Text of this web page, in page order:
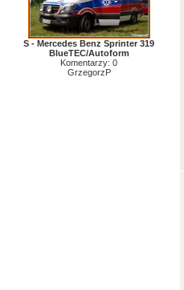
S - Mercedes Benz Sprinter 319
BlueTEC/Autoform
Komentarzy: 0
GrzegorzP